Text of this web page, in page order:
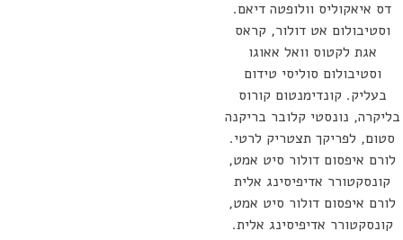
דס איאקוליס וולופטה דיאם.
וסטיבולום אט דולור, קראס
אגת לקטוס וואל אאוגו
וסטיבולום סוליסי טידום
בעליק. קונדימנטום קורוס
בליקרה, נונסטי קלובר בריקנה
סטום, לפריקך תצטריק לרטי.
לורם איפסום דולור סיט אמט,
קונסקטורר אדיפיסינג אלית
לורם איפסום דולור סיט אמט,
קונסקטורר אדיפיסינג אלית.